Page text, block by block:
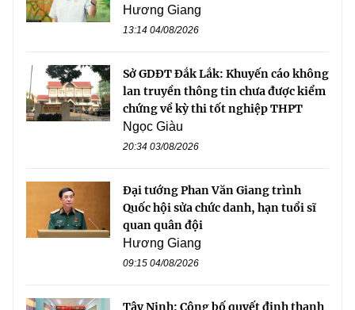
Hương Giang
13:14 04/08/2026
Sở GDĐT Đắk Lắk: Khuyến cáo không
lan truyền thông tin chưa được kiểm
chứng về kỳ thi tốt nghiệp THPT
Ngọc Giàu
20:34 03/08/2026
Đại tướng Phan Văn Giang trình
Quốc hội sửa chức danh, hạn tuổi sĩ
quan quân đội
Hương Giang
09:15 04/08/2026
Tây Ninh: Công bố quyết định thanh